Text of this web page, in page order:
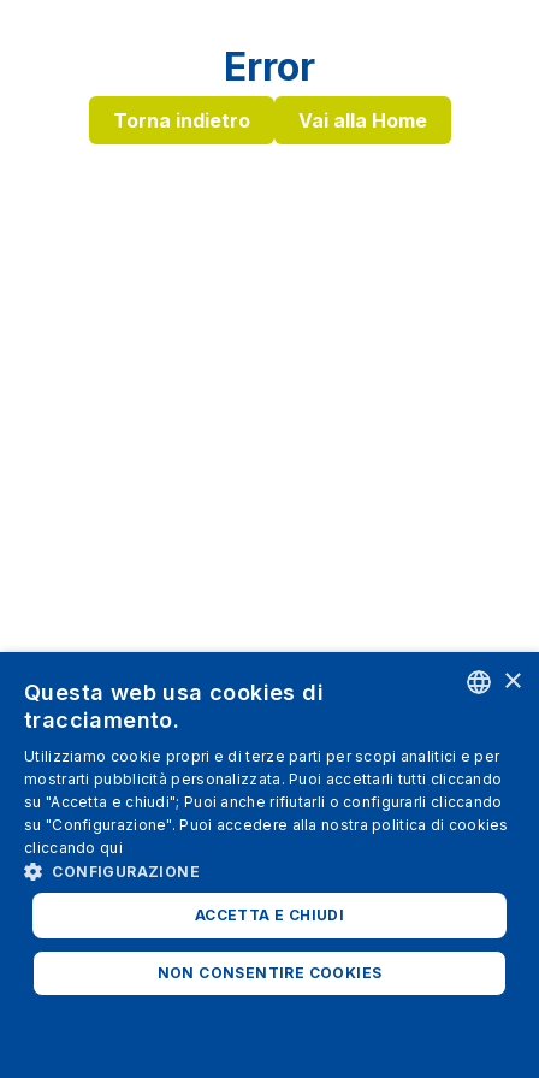
Error
Torna indietro Vai alla Home
SPANISH
ITALIAN
FRENCH
×
Questa web usa cookies di
tracciamento.
Utilizziamo cookie propri e di terze parti per scopi analitici e per
mostrarti pubblicità personalizzata. Puoi accettarli tutti cliccando
su "Accetta e chiudi"; Puoi anche rifiutarli o configurarli cliccando
su "Configurazione". Puoi accedere alla nostra politica di cookies
cliccando qui
CONFIGURAZIONE
ACCETTA E CHIUDI
NON CONSENTIRE COOKIES